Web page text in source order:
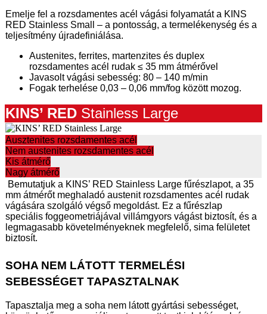
Emelje fel a rozsdamentes acél vágási folyamatát a KINS
RED Stainless Small – a pontosság, a termelékenység és a
teljesítmény újradefiniálása.
Austenites, ferrites, martenzites és duplex
rozsdamentes acél rudak ≤ 35 mm átmérővel
Javasolt vágási sebesség: 80 – 140 m/min
Fogak terhelése 0,03 – 0,06 mm/fog között mozog.
KINS’ RED Stainless Large
Ausztenites rozsdamentes acél
Nem austenites rozsdamentes acél
Kis átmérő
Nagy átmérő
Bemutatjuk a KINS’ RED Stainless Large fűrészlapot, a 35
mm átmérőt meghaladó austenit rozsdamentes acél rudak
vágására szolgáló végső megoldást. Ez a fűrészlap
speciális foggeometriájával villámgyors vágást biztosít, és a
legmagasabb követelményeknek megfelelő, sima felületet
biztosít.
SOHA NEM LÁTOTT TERMELÉSI
SEBESSÉGET TAPASZTALNAK
Tapasztalja meg a soha nem látott gyártási sebességet,